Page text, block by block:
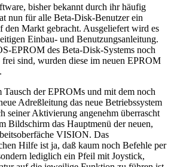
bisher bekannt durch ihr häufig
nun für alle Beta-Disk-Benutzer ein
den Markt gebracht. Ausgeliefert wird es
Einbau- und Benutzungsanleitung.
EPROM des Beta-Disk-Systems noch
sind, wurden diese im neuen EPROM
Tausch der EPROMs und mit dem noch
Adreßleitung das neue Betriebssystem
seiner Aktivierung angenehm überrascht
Bildschirm das Hauptmenü der neuen,
VISION. Das
Hilfe ist ja, daß kaum noch Befehle per
lediglich ein Pfeil mit Joystick,